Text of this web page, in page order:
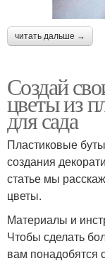
читать дальше →
Создай
цветы из
для сада
Пластиковые
создания
статье мы
цветы.
Материалы и
Чтобы сделать
вам понадобятся